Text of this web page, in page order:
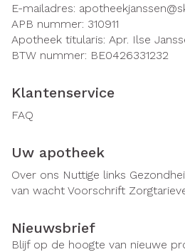
E-mailadres: apotheekjanssen@
APB nummer: 310911
Apotheek titularis: Apr. Ilse
BTW nummer: BE0426331232
Klantenservice
FAQ
Uw apotheek
Over ons Nuttige links
van wacht Voorschrift
Nieuwsbrief
Blijf op de hoogte van nieuwe